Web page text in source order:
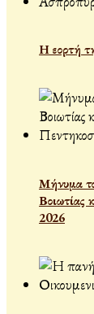
Η εορτή
Μήνυμα
Βοιωτίας
2026